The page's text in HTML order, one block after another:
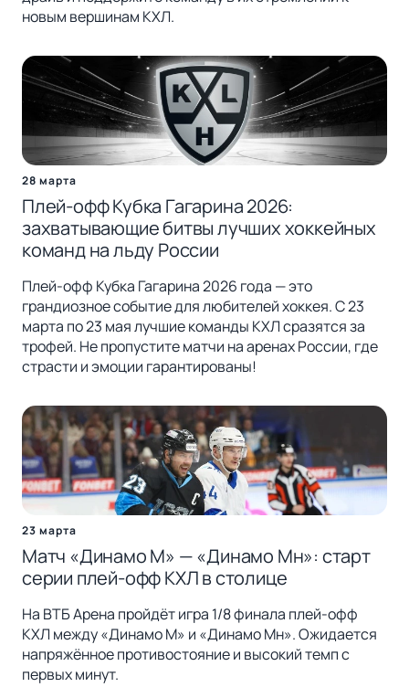
новым вершинам КХЛ.
28 марта
Плей-офф Кубка Гагарина 2026:
захватывающие битвы лучших хоккейных
команд на льду России
Плей-офф Кубка Гагарина 2026 года — это
грандиозное событие для любителей хоккея. С 23
марта по 23 мая лучшие команды КХЛ сразятся за
трофей. Не пропустите матчи на аренах России, где
страсти и эмоции гарантированы!
23 марта
Матч «Динамо М» — «Динамо Мн»: старт
серии плей-офф КХЛ в столице
На ВТБ Арена пройдёт игра 1/8 финала плей-офф
КХЛ между «Динамо М» и «Динамо Мн». Ожидается
напряжённое противостояние и высокий темп с
первых минут.